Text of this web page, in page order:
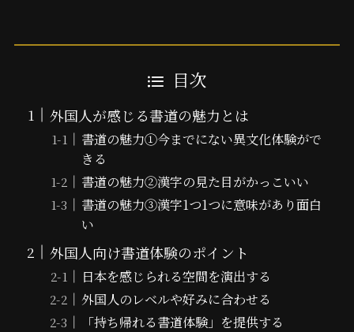
目次
外国人が感じる書道の魅力とは
書道の魅力①今までにない異文化体験がで
きる
書道の魅力②漢字の見た目がかっこいい
書道の魅力③漢字1つ1つに意味があり面白
い
外国人向け書道体験のポイント
日本を感じられる空間を演出する
外国人のレベルや好みに合わせる
「持ち帰れる書道体験」を提供する